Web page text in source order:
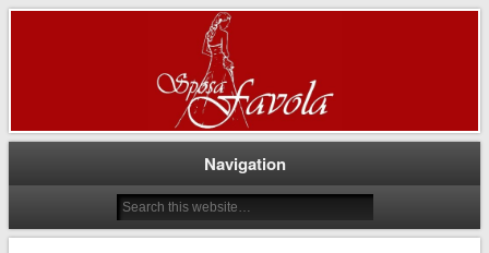
Brautstudio Sposa Favola
…einmal Traumkleid bitte!
Navigation